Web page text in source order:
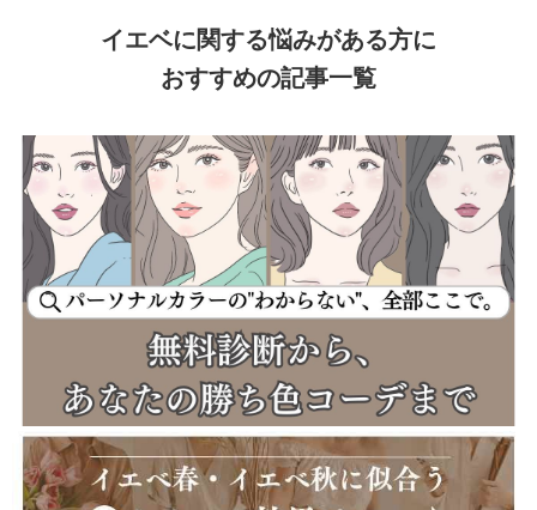
イエベに関する悩みがある方に
おすすめの記事一覧